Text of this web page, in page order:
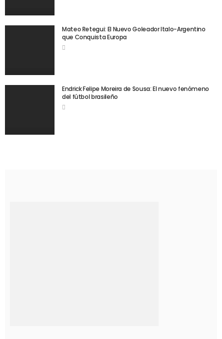
Mateo Retegui: El Nuevo Goleador Italo-Argentino
que Conquista Europa
Endrick Felipe Moreira de Sousa: El nuevo fenómeno
del fútbol brasileño